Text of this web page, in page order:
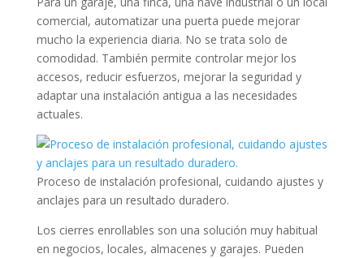
comercial, automatizar una puerta puede mejorar
mucho la experiencia diaria. No se trata solo de
comodidad. También permite controlar mejor los
accesos, reducir esfuerzos, mejorar la seguridad y
adaptar una instalación antigua a las necesidades
actuales.
Proceso de instalación profesional, cuidando ajustes y
anclajes para un resultado duradero.
Los cierres enrollables son una solución muy habitual
en negocios, locales, almacenes y garajes. Pueden